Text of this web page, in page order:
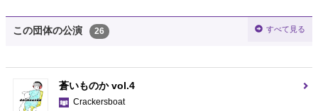
この団体の公演 26 すべて見る
蒼いものか vol.4
Crackersboat